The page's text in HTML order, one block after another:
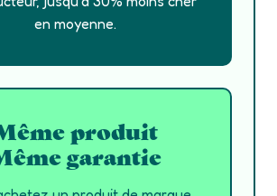
en moyenne.
produit
garantie